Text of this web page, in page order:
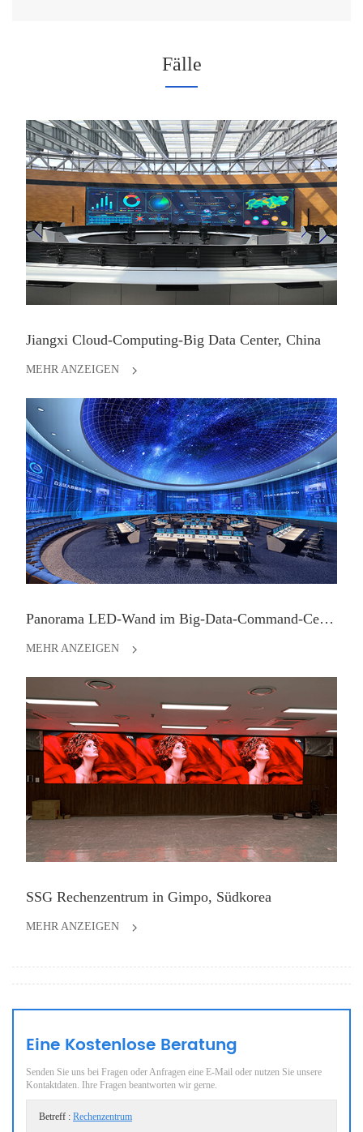
Fälle
Jiangxi Cloud-Computing-Big Data Center, China
MEHR ANZEIGEN
Panorama LED-Wand im Big-Data-Command-Center Guiyang, China
MEHR ANZEIGEN
SSG Rechenzentrum in Gimpo, Südkorea
MEHR ANZEIGEN
Eine Kostenlose Beratung
Senden Sie uns bei Fragen oder Anfragen eine E-Mail oder nutzen Sie unsere
Kontaktdaten. Ihre Fragen beantworten wir gerne.
Betreff : Rechenzentrum